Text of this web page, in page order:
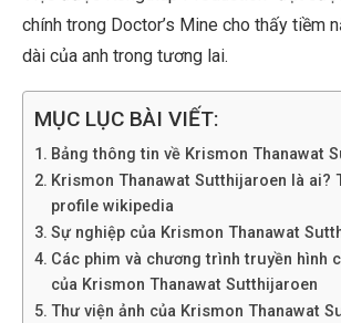
chính trong Doctor’s Mine cho thấy tiềm
dài của anh trong tương lai.
MỤC LỤC BÀI VIẾT:
Bảng thông tin về Krismon Thanawat
Krismon Thanawat Sutthijaroen là ai?
profile wikipedia
Sự nghiệp của Krismon Thanawat
Các phim và chương trình truyền hình
của Krismon Thanawat Sutthijaroen
Thư viện ảnh của Krismon Thanawat